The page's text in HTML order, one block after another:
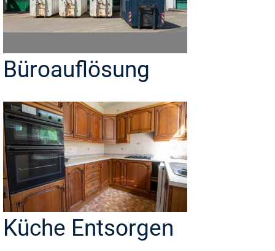
Büroauflösung
Küche Entsorgen